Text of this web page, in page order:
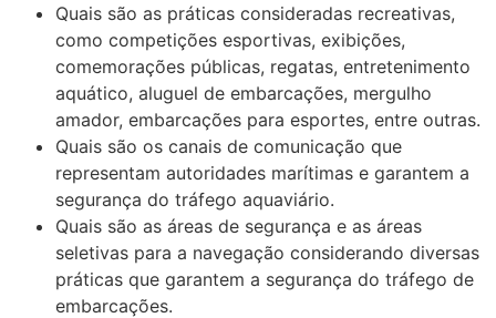
Quais são as práticas consideradas recreativas,
como competições esportivas, exibições,
comemorações públicas, regatas, entretenimento
aquático, aluguel de embarcações, mergulho
amador, embarcações para esportes, entre outras.
Quais são os canais de comunicação que
representam autoridades marítimas e garantem a
segurança do tráfego aquaviário.
Quais são as áreas de segurança e as áreas
seletivas para a navegação considerando diversas
práticas que garantem a segurança do tráfego de
embarcações.